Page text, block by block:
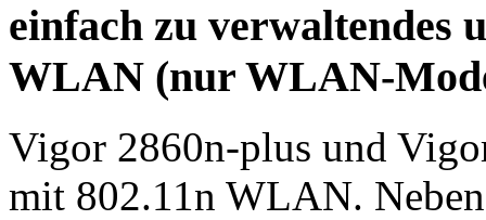
einfach zu verwaltendes
WLAN (nur WLAN-
Vigor 2860n-plus und
mit 802.11n WLAN.